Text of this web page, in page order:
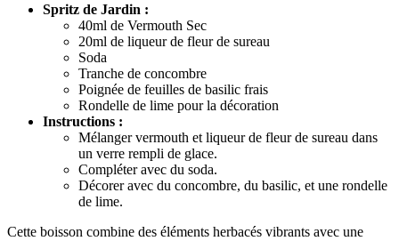
Spritz de Jardin :
40ml de Vermouth Sec
20ml de liqueur de fleur de sureau
Soda
Tranche de concombre
Poignée de feuilles de basilic frais
Rondelle de lime pour la décoration
Instructions :
Mélanger vermouth et liqueur de fleur de sureau dans
un verre rempli de glace.
Compléter avec du soda.
Décorer avec du concombre, du basilic, et une rondelle
de lime.
Cette boisson combine des éléments herbacés vibrants avec une